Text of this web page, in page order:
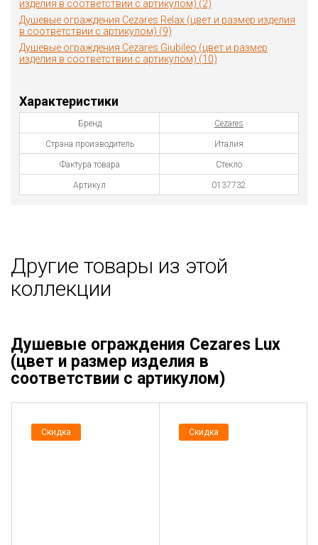
изделия в соответствии с артикулом) (2)
Душевые ограждения Cezares Relax (цвет и размер изделия
в соответствии с артикулом) (9)
Душевые ограждения Cezares Giubileo (цвет и размер
изделия в соответствии с артикулом) (10)
Характеристики
Бренд Cezares
Страна производитель Италия
Фактура товара Стекло
Артикул 0137732
Другие товары из этой
коллекции
Душевые ограждения Cezares Lux
(цвет и размер изделия в
соответствии с артикулом)
Скидка Скидка